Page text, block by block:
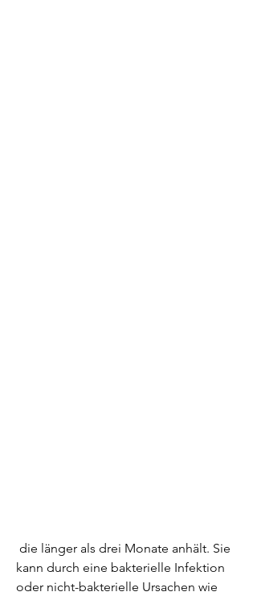
kann durch eine bakterielle Infektion
oder nicht-bakterielle Ursachen wie